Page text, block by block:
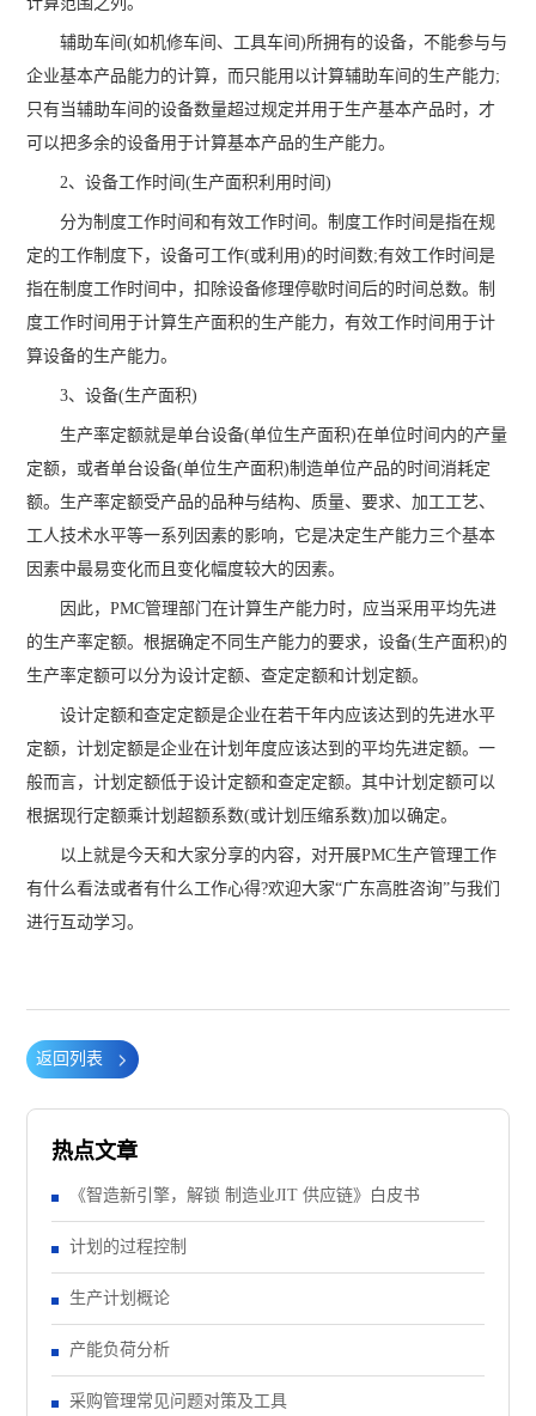
辅助车间(如机修车间、工具车间)所拥有的设备，不能参与与
企业基本产品能力的计算，而只能用以计算辅助车间的生产能力;
只有当辅助车间的设备数量超过规定并用于生产基本产品时，才
可以把多余的设备用于计算基本产品的生产能力。
2、设备工作时间(生产面积利用时间)
分为制度工作时间和有效工作时间。制度工作时间是指在规
定的工作制度下，设备可工作(或利用)的时间数;有效工作时间是
指在制度工作时间中，扣除设备修理停歇时间后的时间总数。制
度工作时间用于计算生产面积的生产能力，有效工作时间用于计
算设备的生产能力。
3、设备(生产面积)
生产率定额就是单台设备(单位生产面积)在单位时间内的产量
定额，或者单台设备(单位生产面积)制造单位产品的时间消耗定
额。生产率定额受产品的品种与结构、质量、要求、加工工艺、
工人技术水平等一系列因素的影响，它是决定生产能力三个基本
因素中最易变化而且变化幅度较大的因素。
因此，PMC管理部门在计算生产能力时，应当采用平均先进
的生产率定额。根据确定不同生产能力的要求，设备(生产面积)的
生产率定额可以分为设计定额、查定定额和计划定额。
设计定额和查定定额是企业在若干年内应该达到的先进水平
定额，计划定额是企业在计划年度应该达到的平均先进定额。一
般而言，计划定额低于设计定额和查定定额。其中计划定额可以
根据现行定额乘计划超额系数(或计划压缩系数)加以确定。
以上就是今天和大家分享的内容，对开展PMC生产管理工作
有什么看法或者有什么工作心得?欢迎大家“广东高胜咨询”与我们
进行互动学习。
返回列表
热点文章
《智造新引擎，解锁 制造业JIT 供应链》白皮书
计划的过程控制
生产计划概论
产能负荷分析
采购管理常见问题对策及工具